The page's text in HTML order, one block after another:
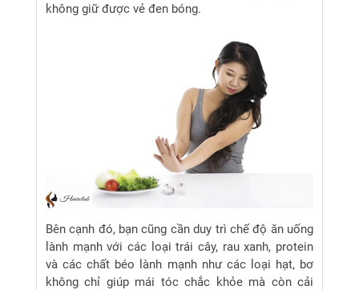
không giữ được vẻ đen bóng.
Bên cạnh đó, bạn cũng cần duy trì chế độ ăn uống
lành mạnh với các loại trái cây, rau xanh, protein
và các chất béo lành mạnh như các loại hạt, bơ
không chỉ giúp mái tóc chắc khỏe mà còn cải